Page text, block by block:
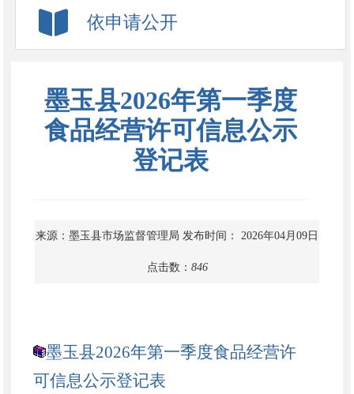
依申请公开
墨玉县2026年第一季度
食品经营许可信息公示
登记表
来源：墨玉县市场监督管理局 发布时间： 2026年04月09日
点击数： 846
墨玉县2026年第一季度食品经营许
可信息公示登记表